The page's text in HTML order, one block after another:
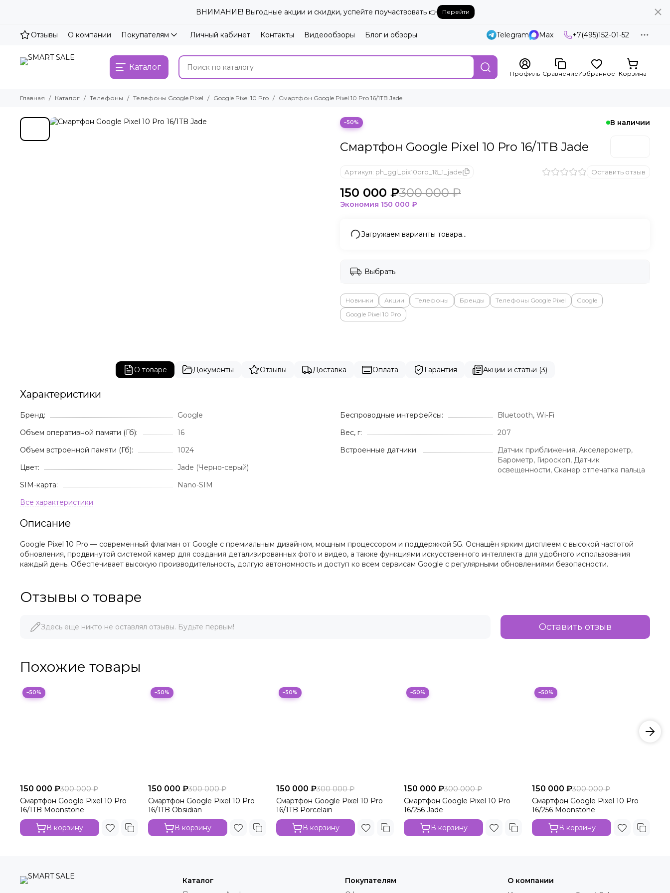
ВНИМАНИЕ! Выгодные акции и скидки, успейте поучаствовать 👉 Перейти
Отзывы О компании Покупателям Личный кабинет Контакты Видеообзоры Блог и обзоры Telegram Max +7(495)152-01-52
Каталог
Профиль СравнениеИзбранное Корзина
Главная Каталог Телефоны Телефоны Google Pixel Google Pixel 10 Pro Смартфон Google Pixel 10 Pro 16/1TB Jade
−50% В наличии
Смартфон Google Pixel 10 Pro 16/1TB Jade
Артикул: ph_ggl_pix10pro_16_1_jade Оставить отзыв
150 000 ₽300 000 ₽
Экономия 150 000 ₽
Загружаем варианты товара…
Выбрать
Новинки Акции Телефоны Бренды Телефоны Google Pixel
Google
Google Pixel 10 Pro
О товаре Документы Отзывы Доставка Оплата Гарантия Акции и статьи (3)
Характеристики
Бренд:
Google
Объем оперативной памяти (Гб):
16
Объем встроенной памяти (Гб):
1024
Цвет:
Jade (Черно-серый)
SIM-карта:
Nano-SIM
Беспроводные интерфейсы:
Bluetooth, Wi-Fi
Вес, г:
207
Встроенные датчики:
Датчик приближения, Акселерометр,
Барометр, Гироскоп, Датчик
освещенности, Сканер отпечатка пальца
Описание
Google Pixel 10 Pro — современный флагман от Google с премиальным дизайном, мощным процессором и поддержкой 5G. Оснащён ярким дисплеем с высокой частотой
обновления, продвинутой системой камер для создания детализированных фото и видео, а также функциями искусственного интеллекта для удобного использования
каждый день. Обеспечивает высокую производительность, долгую автономность и доступ ко всем сервисам Google с регулярными обновлениями безопасности.
Отзывы о товаре
Здесь еще никто не оставлял отзывы. Будьте первым! Оставить отзыв
Похожие товары
−50%
150 000 ₽300 000 ₽
Смартфон Google Pixel 10 Pro
16/1TB Moonstone
В корзину
−50%
150 000 ₽300 000 ₽
Смартфон Google Pixel 10 Pro
16/1TB Obsidian
В корзину
−50%
150 000 ₽300 000 ₽
Смартфон Google Pixel 10 Pro
16/1TB Porcelain
В корзину
−50%
150 000 ₽300 000 ₽
Смартфон Google Pixel 10 Pro
16/256 Jade
В корзину
−50%
150 000 ₽300 000 ₽
Смартфон Google Pixel 10 Pro
16/256 Moonstone
В корзину
Каталог
Покупателям
О компании